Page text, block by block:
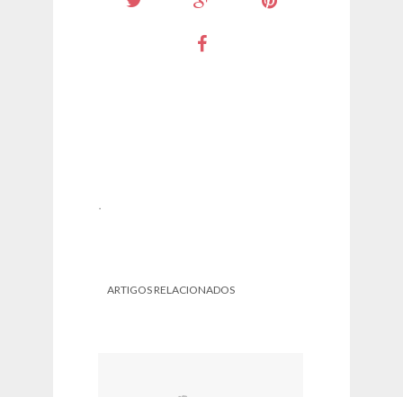
.
ARTIGOS RELACIONADOS